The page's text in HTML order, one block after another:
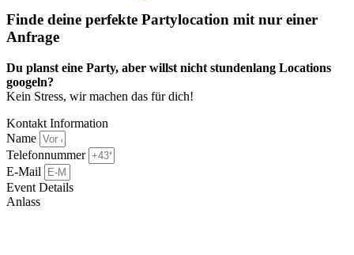
Finde deine perfekte Partylocation mit nur einer
Anfrage​
Du planst eine Party, aber willst nicht stundenlang Locations
googeln?
Kein Stress, wir machen das für dich!
Kontakt Information
Name
Telefonnummer
E-Mail
Event Details
Anlass